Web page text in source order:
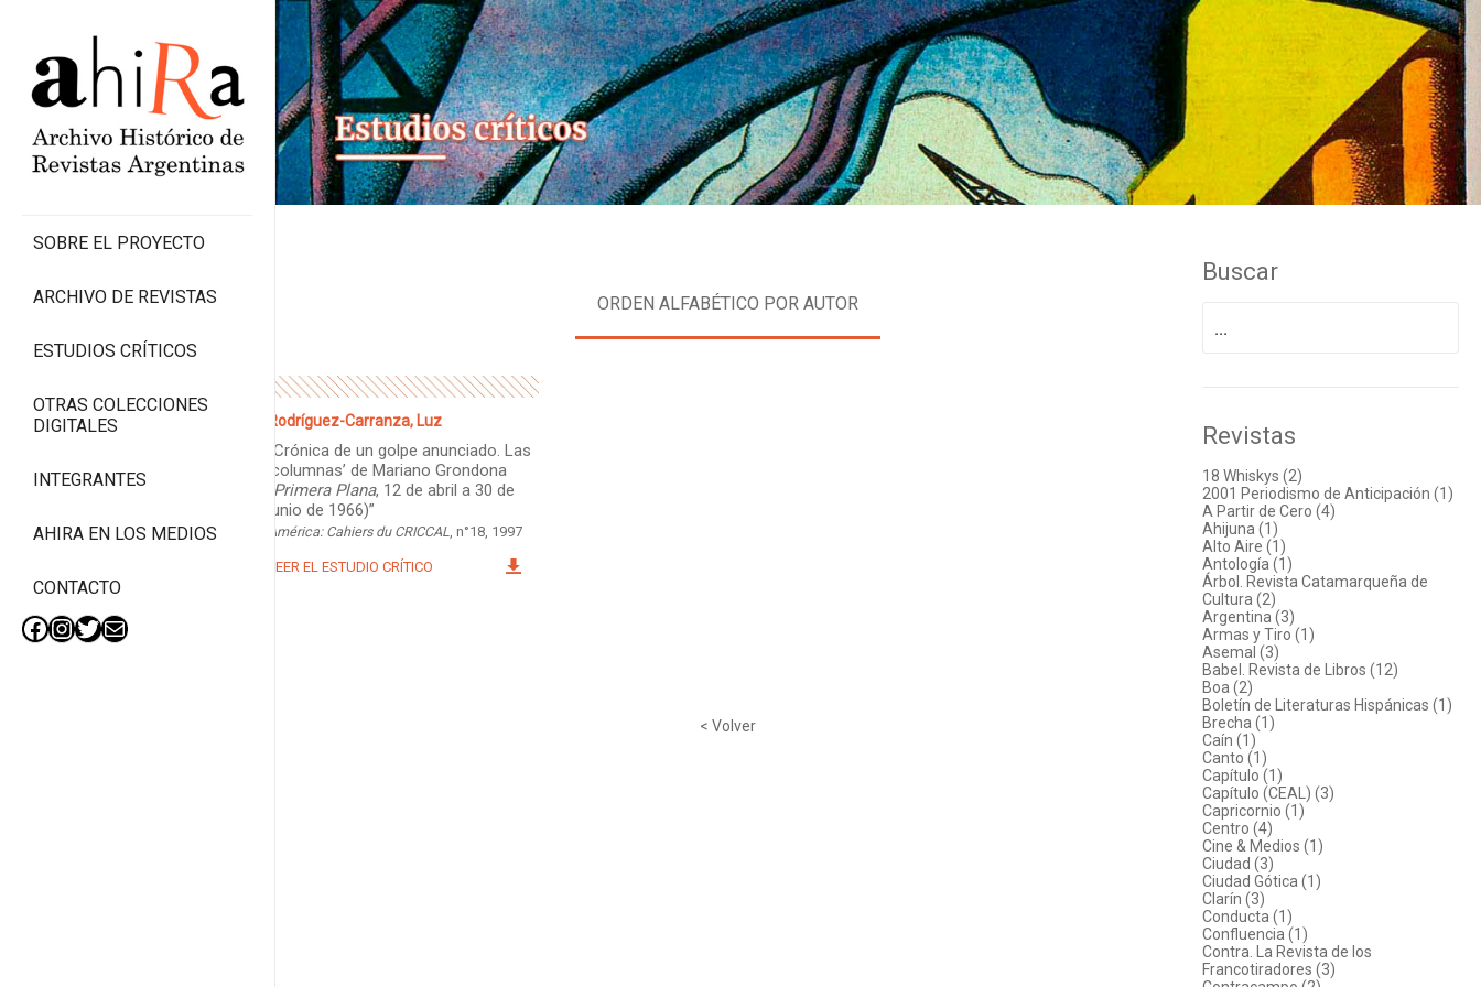
Skip
to
content
SOBRE EL PROYECTO
ARCHIVO DE REVISTAS
ESTUDIOS CRÍTICOS
OTRAS COLECCIONES
DIGITALES
INTEGRANTES
AHIRA EN LOS MEDIOS
CONTACTO
Facebook
Instagram
Twitter
Mail
ORDEN ALFABÉTICO POR AUTOR
Rodríguez-Carranza, Luz
“Crónica de un golpe anunciado. Las
‘columnas’ de Mariano Grondona
Primera Plana, 12 de abril a 30 de
junio de 1966)”
América: Cahiers du CRICCAL , n°18, 1997
LEER EL ESTUDIO CRÍTICO
< Volver
Buscar
Revistas
18 Whiskys (2)
2001 Periodismo de Anticipación (1)
A Partir de Cero (4)
Ahijuna (1)
Alto Aire (1)
Antología (1)
Árbol. Revista Catamarqueña de
Cultura (2)
Argentina (3)
Armas y Tiro (1)
Asemal (3)
Babel. Revista de Libros (12)
Boa (2)
Boletín de Literaturas Hispánicas (1)
Brecha (1)
Caín (1)
Canto (1)
Capítulo (1)
Capítulo (CEAL) (3)
Capricornio (1)
Centro (4)
Cine & Medios (1)
Ciudad (3)
Ciudad Gótica (1)
Clarín (3)
Conducta (1)
Confluencia (1)
Contra. La Revista de los
Francotiradores (3)